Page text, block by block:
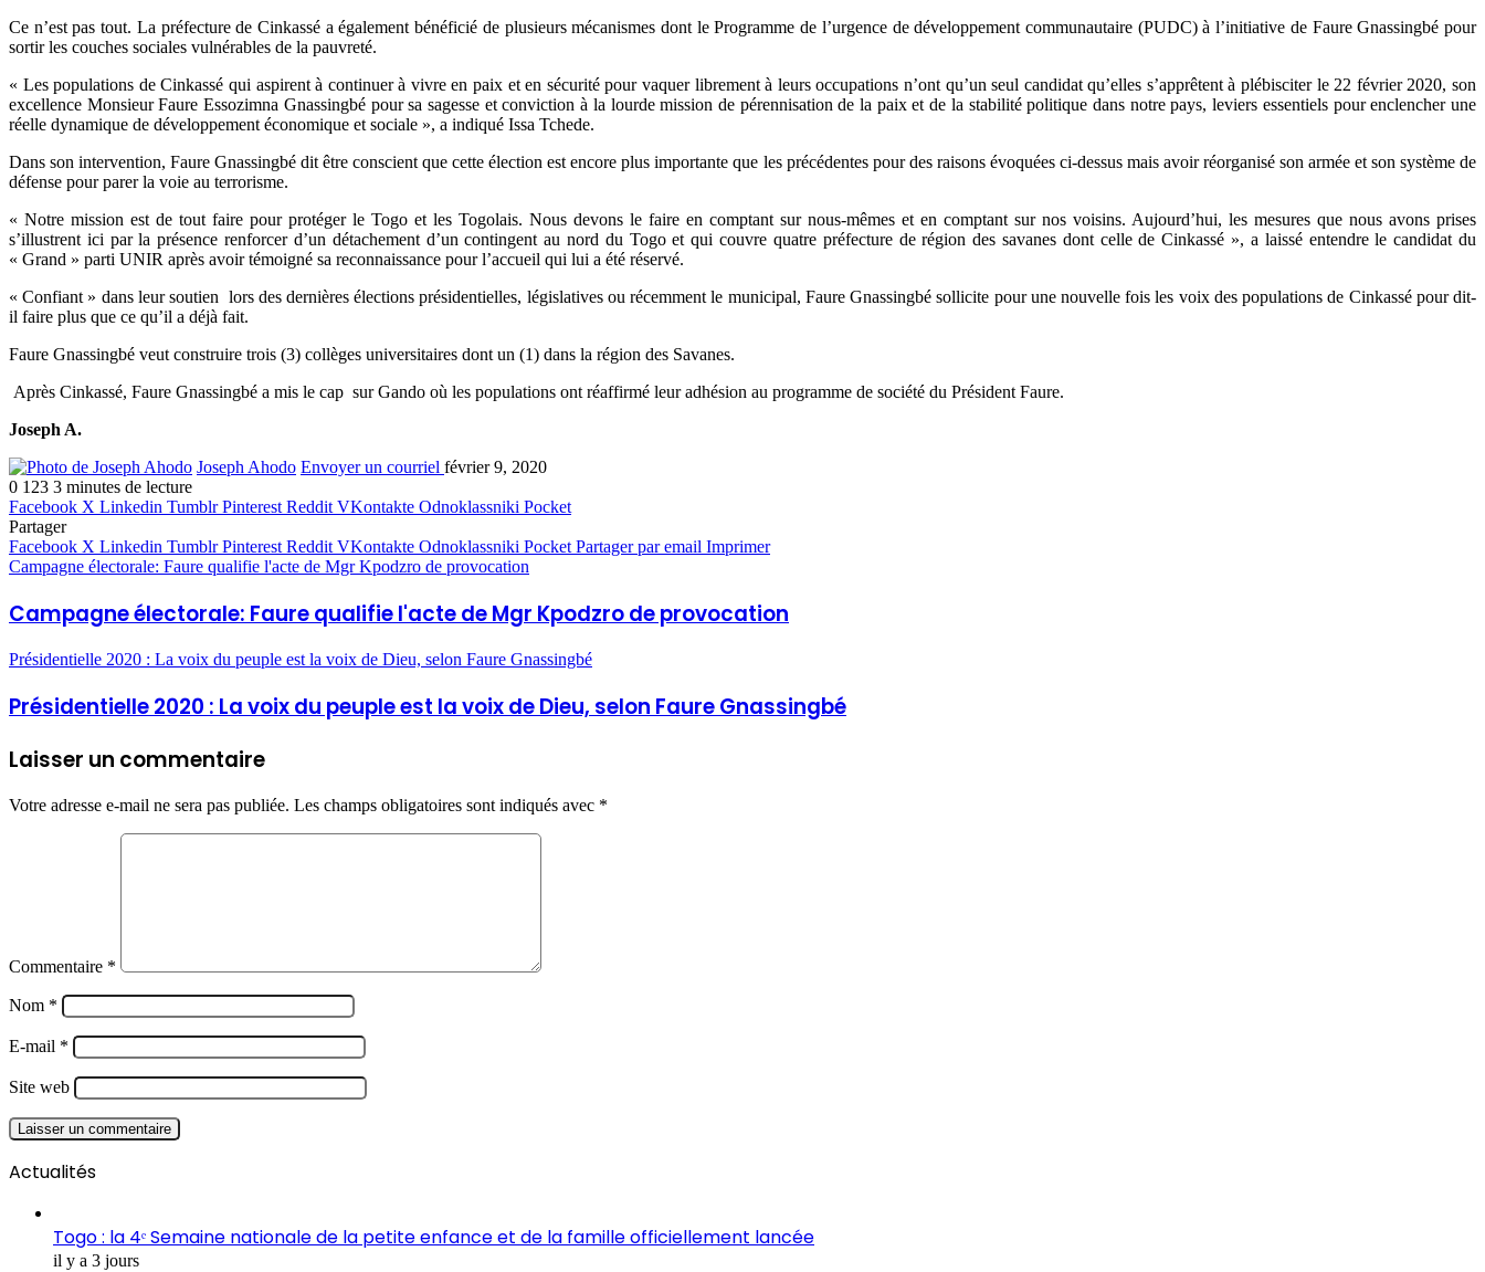
Ce n’est pas tout. La préfecture de Cinkassé a également bénéficié de plusieurs mécanismes dont le Programme de l’urgence de développement communautaire (PUDC) à l’initiative de Faure Gnassingbé pour
sortir les couches sociales vulnérables de la pauvreté.
« Les populations de Cinkassé qui aspirent à continuer à vivre en paix et en sécurité pour vaquer librement à leurs occupations n’ont qu’un seul candidat qu’elles s’apprêtent à plébisciter le 22 février 2020, son
excellence Monsieur Faure Essozimna Gnassingbé pour sa sagesse et conviction à la lourde mission de pérennisation de la paix et de la stabilité politique dans notre pays, leviers essentiels pour enclencher une
réelle dynamique de développement économique et sociale », a indiqué Issa Tchede.
Dans son intervention, Faure Gnassingbé dit être conscient que cette élection est encore plus importante que les précédentes pour des raisons évoquées ci-dessus mais avoir réorganisé son armée et son système de
défense pour parer la voie au terrorisme.
« Notre mission est de tout faire pour protéger le Togo et les Togolais. Nous devons le faire en comptant sur nous-mêmes et en comptant sur nos voisins. Aujourd’hui, les mesures que nous avons prises
s’illustrent ici par la présence renforcer d’un détachement d’un contingent au nord du Togo et qui couvre quatre préfecture de région des savanes dont celle de Cinkassé », a laissé entendre le candidat du
« Grand » parti UNIR après avoir témoigné sa reconnaissance pour l’accueil qui lui a été réservé.
« Confiant » dans leur soutien lors des dernières élections présidentielles, législatives ou récemment le municipal, Faure Gnassingbé sollicite pour une nouvelle fois les voix des populations de Cinkassé pour dit-
il faire plus que ce qu’il a déjà fait.
Faure Gnassingbé veut construire trois (3) collèges universitaires dont un (1) dans la région des Savanes.
Après Cinkassé, Faure Gnassingbé a mis le cap sur Gando où les populations ont réaffirmé leur adhésion au programme de société du Président Faure.
Joseph A.
Joseph Ahodo Envoyer un courriel février 9, 2020
0 123 3 minutes de lecture
Facebook X Linkedin Tumblr Pinterest Reddit VKontakte Odnoklassniki Pocket
Partager
Facebook X Linkedin Tumblr Pinterest Reddit VKontakte Odnoklassniki Pocket Partager par email Imprimer
Campagne électorale: Faure qualifie l'acte de Mgr Kpodzro de provocation
Campagne électorale: Faure qualifie l'acte de Mgr Kpodzro de provocation
Présidentielle 2020 : La voix du peuple est la voix de Dieu, selon Faure Gnassingbé
Présidentielle 2020 : La voix du peuple est la voix de Dieu, selon Faure Gnassingbé
Laisser un commentaire
Votre adresse e-mail ne sera pas publiée. Les champs obligatoires sont indiqués avec *
Commentaire *
Nom *
E-mail *
Site web
Actualités
Togo : la 4ᵉ Semaine nationale de la petite enfance et de la famille officiellement lancée
il y a 3 jours